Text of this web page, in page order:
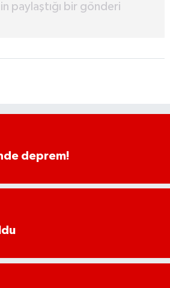
paylaştığı bir gönderi
deprem!